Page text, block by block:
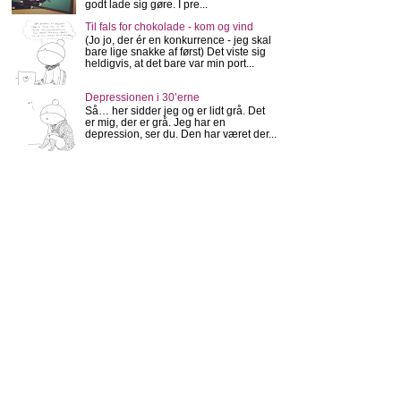
godt lade sig gøre. I pre...
Til fals for chokolade - kom og vind
(Jo jo, der ér en konkurrence - jeg skal
bare lige snakke af først) Det viste sig
heldigvis, at det bare var min port...
Depressionen i 30’erne
Så… her sidder jeg og er lidt grå. Det
er mig, der er grå. Jeg har en
depression, ser du. Den har været der...